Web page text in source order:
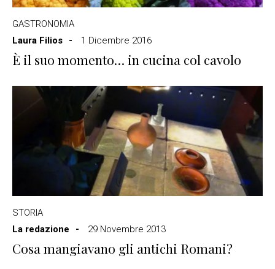
GASTRONOMIA
Laura Filios
1 Dicembre 2016
È il suo momento… in cucina col cavolo
STORIA
La redazione
29 Novembre 2013
Cosa mangiavano gli antichi Romani?